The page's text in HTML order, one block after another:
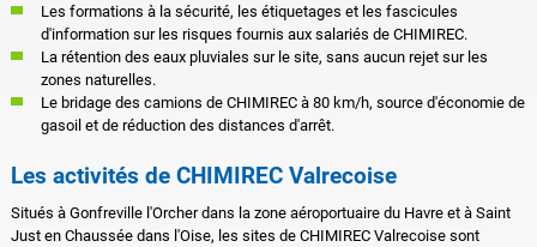
Les formations à la sécurité, les étiquetages et les fascicules
d'information sur les risques fournis aux salariés de CHIMIREC.
La rétention des eaux pluviales sur le site, sans aucun rejet sur les
zones naturelles.
Le bridage des camions de CHIMIREC à 80 km/h, source d'économie de
gasoil et de réduction des distances d'arrêt.
Les activités de CHIMIREC Valrecoise
Situés à Gonfreville l'Orcher dans la zone aéroportuaire du Havre et à Saint
Just en Chaussée dans l'Oise, les sites de CHIMIREC Valrecoise sont